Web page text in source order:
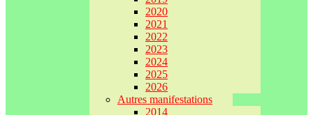
2020
2021
2022
2023
2024
2025
2026
Autres manifestations
2014